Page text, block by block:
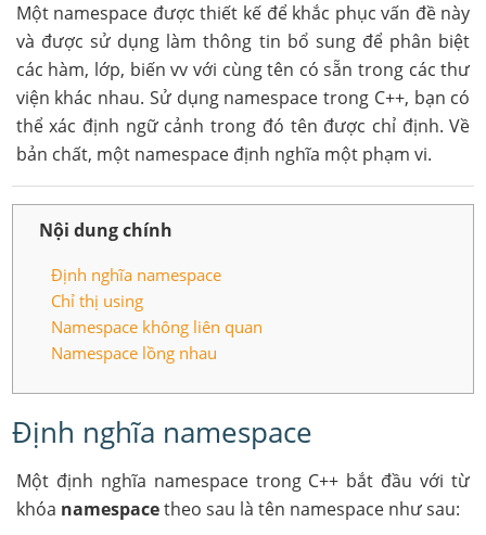
Một namespace được thiết kế để khắc phục vấn đề này
và được sử dụng làm thông tin bổ sung để phân biệt
các hàm, lớp, biến vv với cùng tên có sẵn trong các thư
viện khác nhau. Sử dụng namespace trong C++, bạn có
thể xác định ngữ cảnh trong đó tên được chỉ định. Về
bản chất, một namespace định nghĩa một phạm vi.
Nội dung chính
Định nghĩa namespace
Chỉ thị using
Namespace không liên quan
Namespace lồng nhau
Định nghĩa namespace
Một định nghĩa namespace trong C++ bắt đầu với từ
khóa namespacetheo sau là tên namespace như sau: